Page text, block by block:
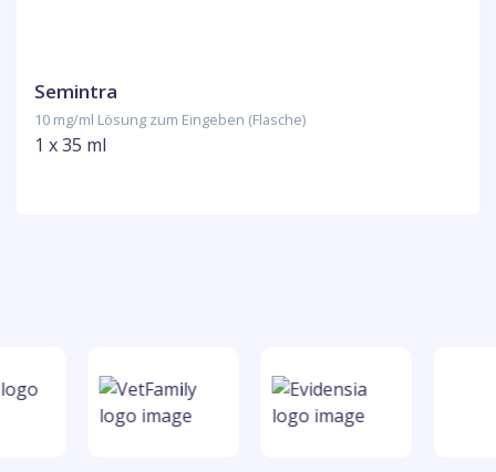
Semintra
10 mg/ml Lösung zum Eingeben (Flasche)
1 x 35 ml